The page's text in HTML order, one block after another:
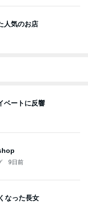
人気のお店
ベートに反響
9日前
なった長女